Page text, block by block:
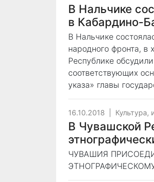
В Нальчике
в Кабардино-
В Нальчике
народного фронта,
Республике
соответствующих
указа» главы
16.10.2018 Культура,
В Чувашской
ЧУВАШИЯ